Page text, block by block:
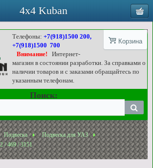
Корзина
Телефоны:+7(918)1500 200,
+7(918)1500 700
Внимание!
Интернет-
магазин в состоянии разработки. За справками о
наличии товаров и с заказами обращайтесь по
указанным телефонам.
Поиск:
Подвеска
Подвеска для УАЗ
/ 469 / 3151
4x4 Kuban